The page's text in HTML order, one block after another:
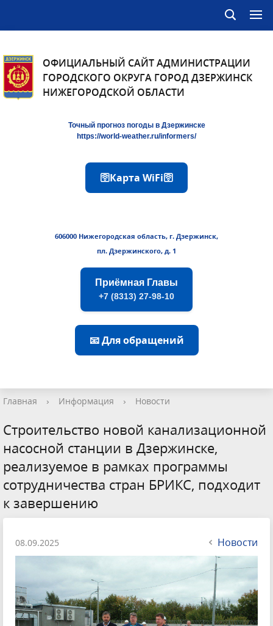
ОФИЦИАЛЬНЫЙ САЙТ АДМИНИСТРАЦИИ
ГОРОДСКОГО ОКРУГА ГОРОД ДЗЕРЖИНСК
НИЖЕГОРОДСКОЙ ОБЛАСТИ
Точный прогноз погоды в Дзержинске
https://world-weather.ru/informers/
🛜Карта WiFi🛜
606000 Нижегородская область, г. Дзержинск,
пл. Дзержинского, д. 1
Приёмная Главы
+7 (8313) 27-98-10
📧 Для обращений
Главная › Информация › Новости
Строительство новой канализационной
насосной станции в Дзержинске,
реализуемое в рамках программы
сотрудничества стран БРИКС, подходит
к завершению
08.09.2025 Новости